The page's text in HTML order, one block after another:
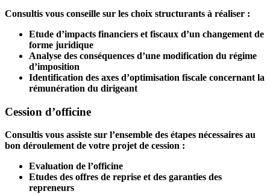
Consultis vous conseille sur les choix structurants à réaliser :
Etude d’impacts financiers et fiscaux d’un changement de
forme juridique
Analyse des conséquences d’une modification du régime
d’imposition
Identification des axes d’optimisation fiscale concernant la
rémunération du dirigeant
Cession d’officine
Consultis vous assiste sur l’ensemble des étapes nécessaires au
bon déroulement de votre projet de cession :
Evaluation de l’officine
Etudes des offres de reprise et des garanties des
repreneurs